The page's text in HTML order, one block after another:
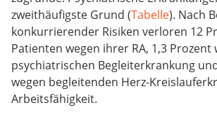
zweithäufigste Grund (Tabelle). Nach
konkurrierender Risiken verloren 12
Patienten wegen ihrer RA, 1,3 Prozent
psychiatrischen Begleiterkrankung
wegen begleitenden Herz-
Arbeitsfähigkeit.